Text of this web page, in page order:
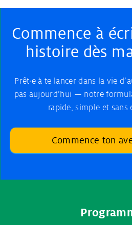
Commence à
histoire dès
Prêt·e à te lancer dans la vie
pas aujourd’hui — notre
rapide, simple et sans
Commence ton